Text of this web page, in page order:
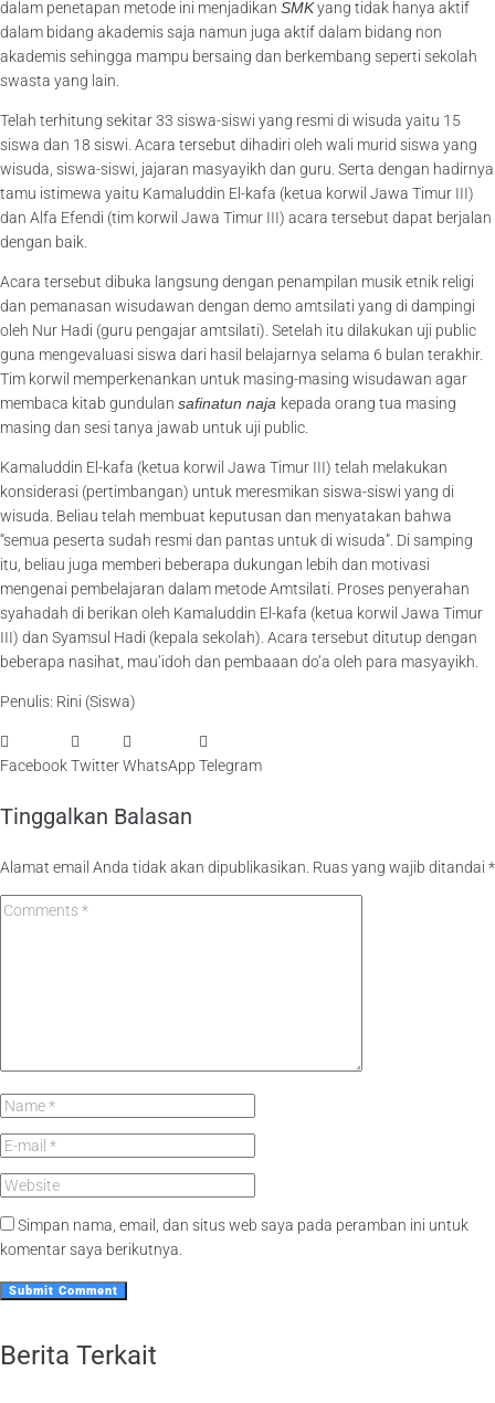
dalam penetapan metode ini menjadikan SMKyang tidak hanya aktif
dalam bidang akademis saja namun juga aktif dalam bidang non
akademis sehingga mampu bersaing dan berkembang seperti sekolah
swasta yang lain.
Telah terhitung sekitar 33 siswa-siswi yang resmi di wisuda yaitu 15
siswa dan 18 siswi. Acara tersebut dihadiri oleh wali murid siswa yang
wisuda, siswa-siswi, jajaran masyayikh dan guru. Serta dengan hadirnya
tamu istimewa yaitu Kamaluddin El-kafa (ketua korwil Jawa Timur III)
dan Alfa Efendi (tim korwil Jawa Timur III) acara tersebut dapat berjalan
dengan baik.
Acara tersebut dibuka langsung dengan penampilan musik etnik religi
dan pemanasan wisudawan dengan demo amtsilati yang di dampingi
oleh Nur Hadi (guru pengajar amtsilati). Setelah itu dilakukan uji public
guna mengevaluasi siswa dari hasil belajarnya selama 6 bulan terakhir.
Tim korwil memperkenankan untuk masing-masing wisudawan agar
membaca kitab gundulan safinatun naja kepada orang tua masing
masing dan sesi tanya jawab untuk uji public.
Kamaluddin El-kafa (ketua korwil Jawa Timur III) telah melakukan
konsiderasi (pertimbangan) untuk meresmikan siswa-siswi yang di
wisuda. Beliau telah membuat keputusan dan menyatakan bahwa
“semua peserta sudah resmi dan pantas untuk di wisuda”. Di samping
itu, beliau juga memberi beberapa dukungan lebih dan motivasi
mengenai pembelajaran dalam metode Amtsilati. Proses penyerahan
syahadah di berikan oleh Kamaluddin El-kafa (ketua korwil Jawa Timur
III) dan Syamsul Hadi (kepala sekolah). Acara tersebut ditutup dengan
beberapa nasihat, mau’idoh dan pembaaan do’a oleh para masyayikh.
Penulis: Rini (Siswa)
FacebookTwitterWhatsApp Telegram
Tinggalkan Balasan
Alamat email Anda tidak akan dipublikasikan. Ruas yang wajib ditandai *
Simpan nama, email, dan situs web saya pada peramban ini untuk
komentar saya berikutnya.
Berita Terkait